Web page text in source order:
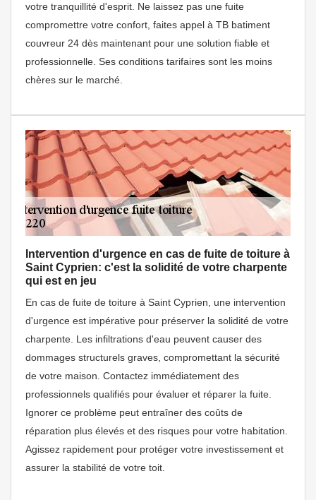
votre tranquillité d'esprit. Ne laissez pas une fuite
compromettre votre confort, faites appel à TB batiment
couvreur 24 dès maintenant pour une solution fiable et
professionnelle. Ses conditions tarifaires sont les moins
chères sur le marché.
Intervention d'urgence en cas de fuite de toiture à
Saint Cyprien: c'est la solidité de votre charpente
qui est en jeu
En cas de fuite de toiture à Saint Cyprien, une intervention
d'urgence est impérative pour préserver la solidité de votre
charpente. Les infiltrations d'eau peuvent causer des
dommages structurels graves, compromettant la sécurité
de votre maison. Contactez immédiatement des
professionnels qualifiés pour évaluer et réparer la fuite.
Ignorer ce problème peut entraîner des coûts de
réparation plus élevés et des risques pour votre habitation.
Agissez rapidement pour protéger votre investissement et
assurer la stabilité de votre toit.